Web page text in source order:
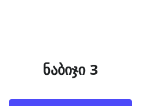
ნაბიჯი 3